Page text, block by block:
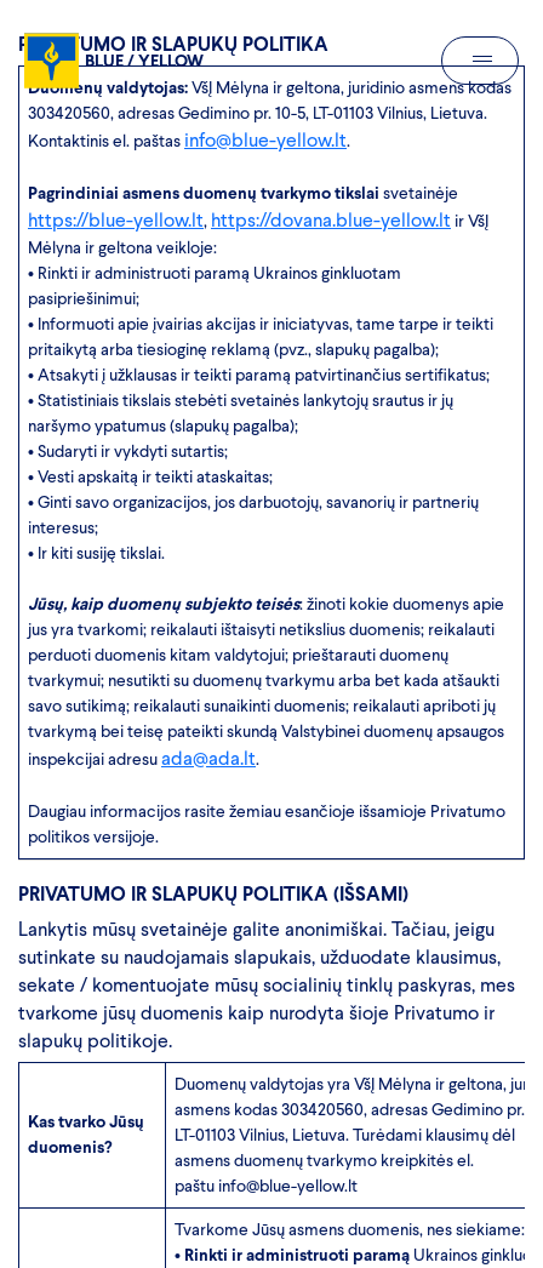
BLUE / YELLOW
PRIVATUMO IR SLAPUKŲ POLITIKA
Duomenų valdytojas:VšĮ Mėlyna ir geltona, juridinio asmens kodas
303420560, adresas Gedimino pr. 10-5, LT-01103 Vilnius, Lietuva.
Kontaktinis el. paštas info@blue-yellow.lt.
Pagrindiniai asmens duomenų tvarkymo tikslai svetainėje
https://blue-yellow.lt, https://dovana.blue-yellow.lt ir VšĮ
Mėlyna ir geltona veikloje:
• Rinkti ir administruoti paramą Ukrainos ginkluotam
pasipriešinimui;
• Informuoti apie įvairias akcijas ir iniciatyvas, tame tarpe ir teikti
pritaikytą arba tiesioginę reklamą (pvz., slapukų pagalba);
• Atsakyti į užklausas ir teikti paramą patvirtinančius sertifikatus;
• Statistiniais tikslais stebėti svetainės lankytojų srautus ir jų
naršymo ypatumus (slapukų pagalba);
• Sudaryti ir vykdyti sutartis;
• Vesti apskaitą ir teikti ataskaitas;
• Ginti savo organizacijos, jos darbuotojų, savanorių ir partnerių
interesus;
• Ir kiti susiję tikslai.
Jūsų, kaip duomenų subjekto teisės: žinoti kokie duomenys apie
jus yra tvarkomi; reikalauti ištaisyti netikslius duomenis; reikalauti
perduoti duomenis kitam valdytojui; prieštarauti duomenų
tvarkymui; nesutikti su duomenų tvarkymu arba bet kada atšaukti
savo sutikimą; reikalauti sunaikinti duomenis; reikalauti apriboti jų
tvarkymą bei teisę pateikti skundą Valstybinei duomenų apsaugos
inspekcijai adresuada@ada.lt.
Daugiau informacijos rasite žemiau esančioje išsamioje Privatumo
politikos versijoje.
PRIVATUMO IR SLAPUKŲ POLITIKA (IŠSAMI)
Lankytis mūsų svetainėje galite anonimiškai. Tačiau, jeigu
sutinkate su naudojamais slapukais, užduodate klausimus,
sekate / komentuojate mūsų socialinių tinklų paskyras, mes
tvarkome jūsų duomenis kaip nurodyta šioje Privatumo ir
slapukų politikoje.
Kas tvarko Jūsų
duomenis?
Duomenų valdytojas yra VšĮ Mėlyna ir geltona,
asmens kodas 303420560, adresas Gedimino pr.
LT-01103 Vilnius, Lietuva. Turėdami klausimų dėl
asmens duomenų tvarkymo kreipkitės el.
paštu info@blue-yellow.lt
Tvarkome Jūsų asmens duomenis, nes siekiame:
• Rinkti ir administruoti paramą Ukrainos